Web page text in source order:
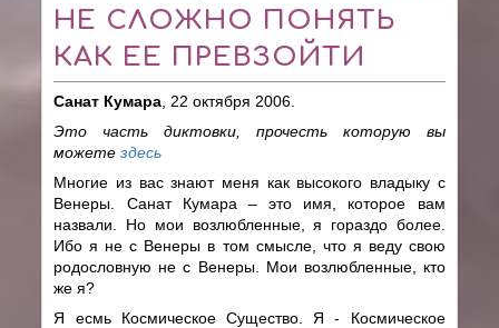
НЕ СЛОЖНО ПОНЯТЬ
КАК ЕЕ ПРЕВЗОЙТИ
Санат Кумара , 22 октября 2006.
Это часть диктовки, прочесть которую вы
можетездесь
Многие из вас знают меня как высокого владыку с
Венеры. Санат Кумара – это имя, которое вам
назвали. Но мои возлюбленные, я гораздо более.
Ибо я не с Венеры в том смысле, что я веду свою
родословную не с Венеры. Мои возлюбленные, кто
же я?
Я есмь Космическое Существо. Я - Космическое